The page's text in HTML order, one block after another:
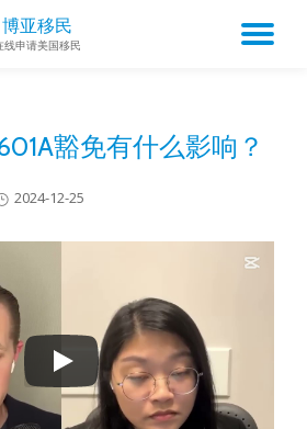
博亚移民
线申请美国移民
豁免有什么影响？
2024-12-25